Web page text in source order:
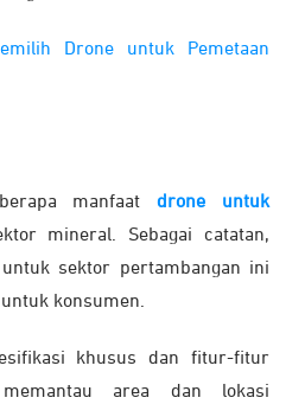
Drone untuk Pemetaan
manfaatdrone untuk
mineral. Sebagai catatan,
sektor pertambangan ini
konsumen.
khusus dan fitur-fitur
area dan lokasi